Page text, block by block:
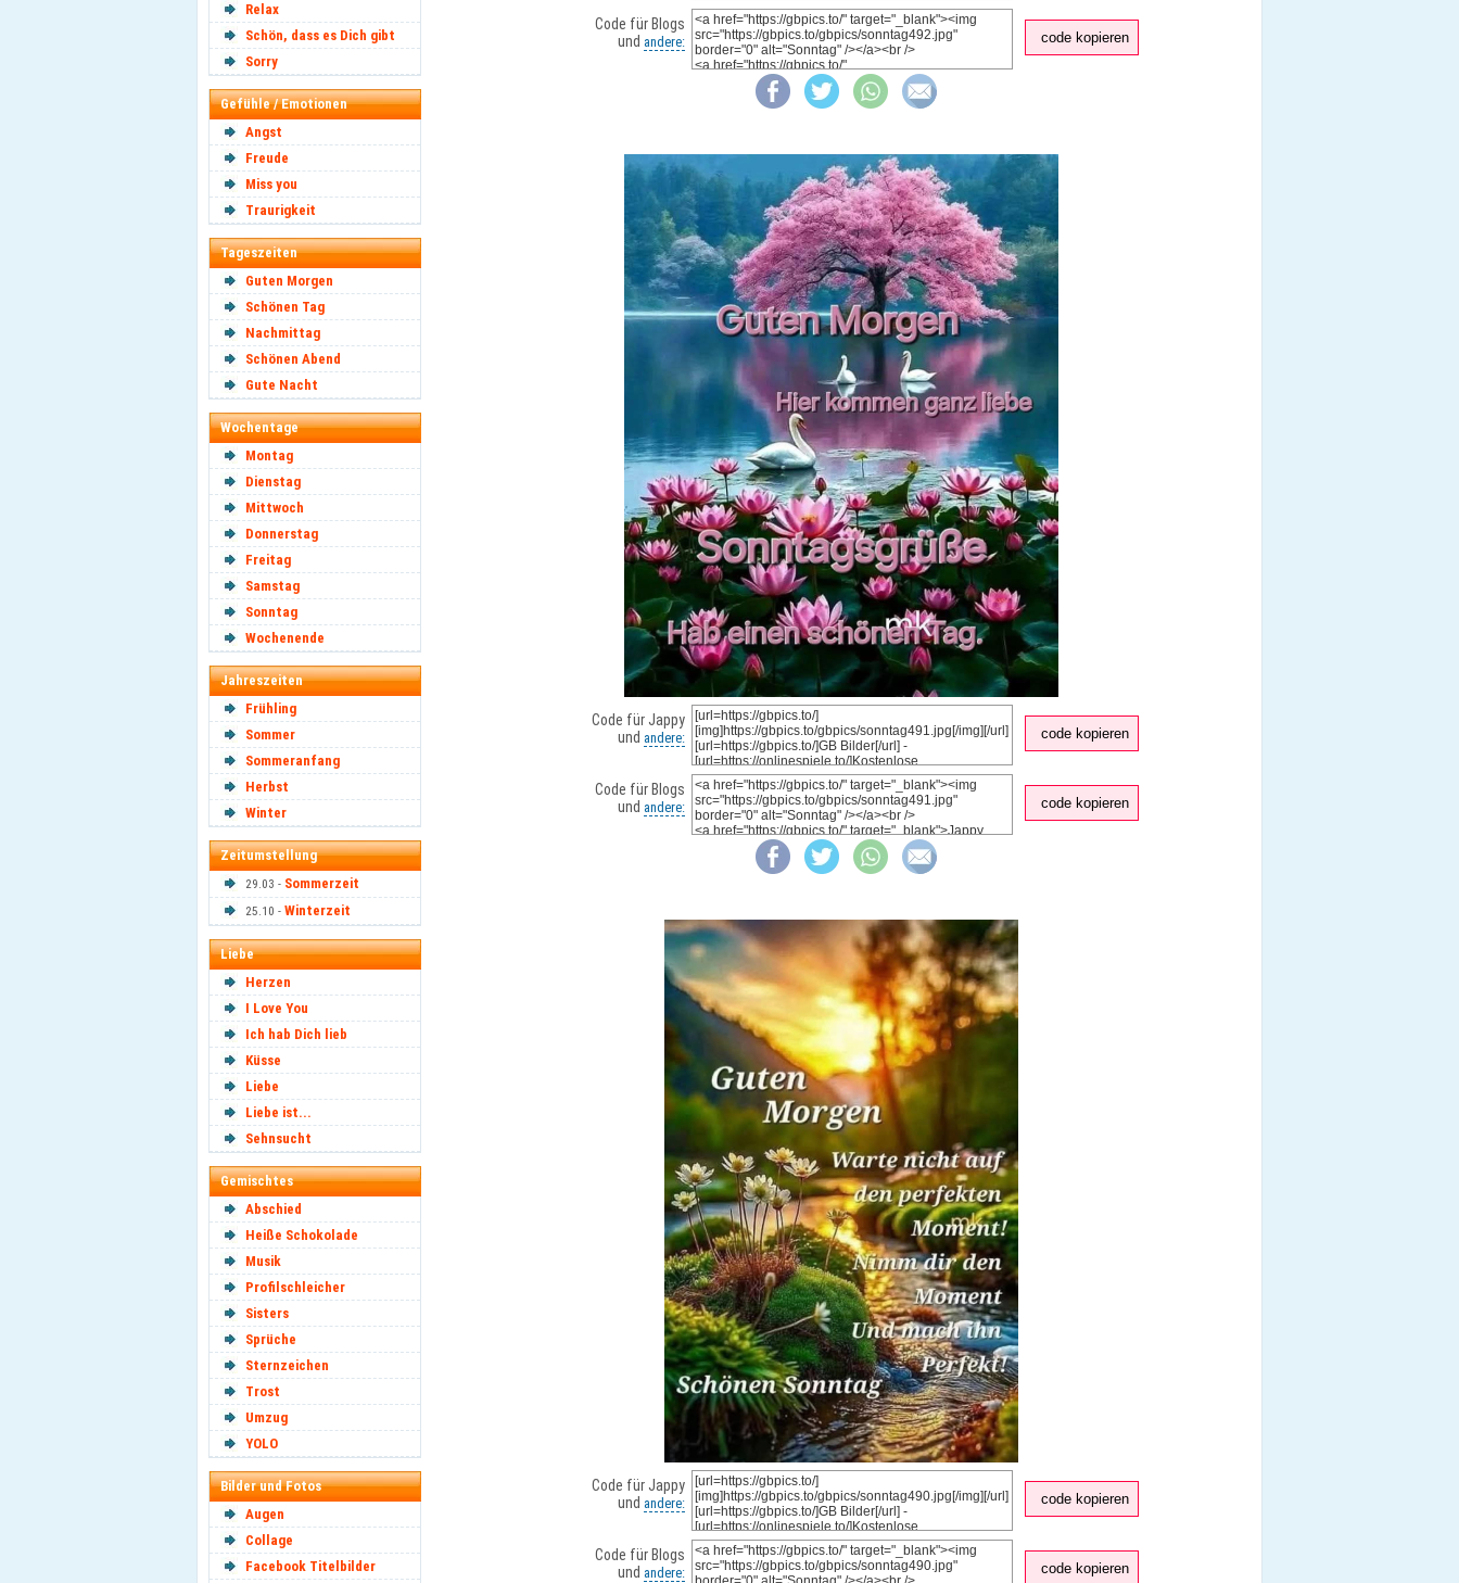
Relax
Schön, dass es Dich gibt
Sorry
Gefühle / Emotionen
Angst
Freude
Miss you
Traurigkeit
Tageszeiten
Guten Morgen
Schönen Tag
Nachmittag
Schönen Abend
Gute Nacht
Wochentage
Montag
Dienstag
Mittwoch
Donnerstag
Freitag
Samstag
Sonntag
Wochenende
Jahreszeiten
Frühling
Sommer
Sommeranfang
Herbst
Winter
Zeitumstellung
29.03 - Sommerzeit
25.10 - Winterzeit
Liebe
Herzen
I Love You
Ich hab Dich lieb
Küsse
Liebe
Liebe ist...
Sehnsucht
Gemischtes
Abschied
Heiße Schokolade
Musik
Profilschleicher
Sisters
Sprüche
Sternzeichen
Trost
Umzug
YOLO
Bilder und Fotos
Augen
Collage
Facebook Titelbilder
Code für Blogs
und andere: code kopieren
Code für Jappy
und andere: code kopieren
Code für Blogs
und andere: code kopieren
Code für Jappy
und andere: code kopieren
Code für Blogs
und andere: code kopieren